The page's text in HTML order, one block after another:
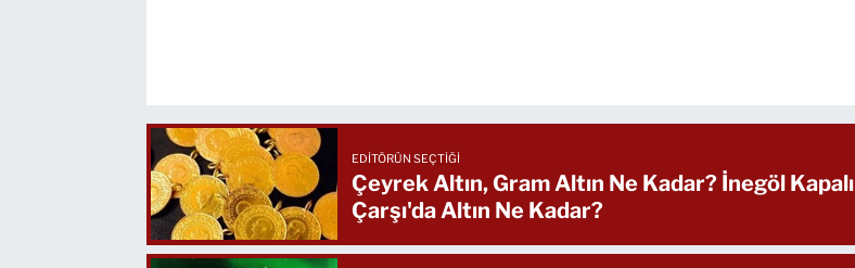
EDITÖRÜN SEÇTIĞI
Çeyrek Altın, Gram Altın Ne Kadar? İnegöl Kapalı
Çarşı'da Altın Ne Kadar?